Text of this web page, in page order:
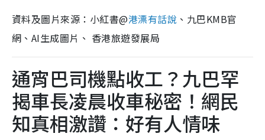
資料及圖片來源：小紅書@港漂有話說 、九巴KMB官
網、AI生成圖片、 香港旅遊發展局
通宵巴司機點收工？九巴罕
揭車長凌晨收車秘密！網民
知真相激讚：好有人情味